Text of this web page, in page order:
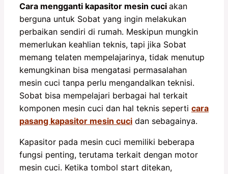
Cara mengganti kapasitor mesin cuci akan
berguna untuk Sobat yang ingin melakukan
perbaikan sendiri di rumah. Meskipun mungkin
memerlukan keahlian teknis, tapi jika Sobat
memang telaten mempelajarinya, tidak menutup
kemungkinan bisa mengatasi permasalahan
mesin cuci tanpa perlu mengandalkan teknisi.
Sobat bisa mempelajari berbagai hal terkait
komponen mesin cuci dan hal teknis seperti cara
pasang kapasitor mesin cuci dan sebagainya.
Kapasitor pada mesin cuci memiliki beberapa
fungsi penting, terutama terkait dengan motor
mesin cuci. Ketika tombol start ditekan,